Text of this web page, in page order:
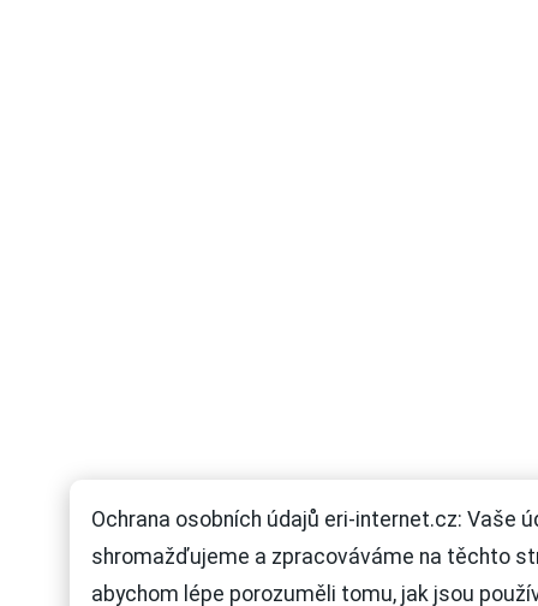
Ochrana osobních údajů eri-internet.cz: Vaše
shromažďujeme a zpracováváme na těchto
abychom lépe porozuměli tomu, jak jsou